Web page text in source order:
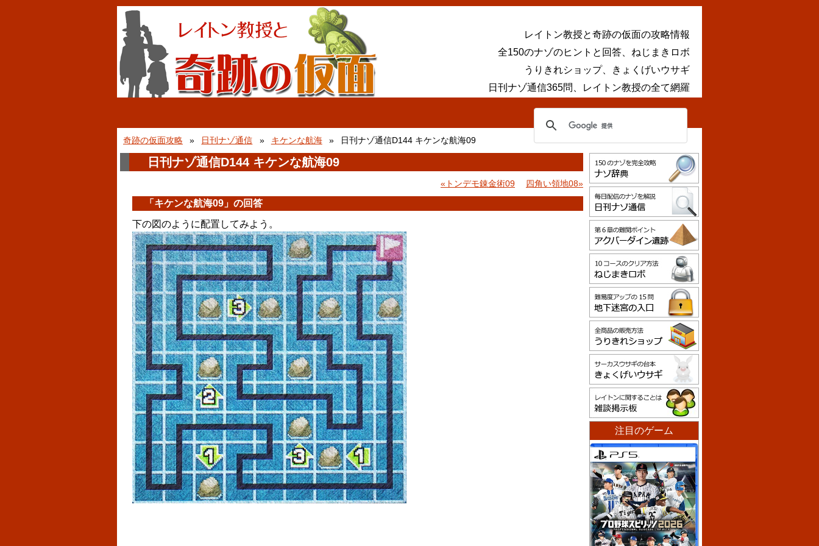
レイトン教授と奇跡の仮面の攻略情報
全150のナゾのヒントと回答、ねじまきロボ
うりきれショップ、きょくげいウサギ
日刊ナゾ通信365問、レイトン教授の全て網羅
奇跡の仮面攻略 日刊ナゾ通信 キケンな航海 日刊ナゾ通信D144 キケンな航海09
日刊ナゾ通信D144 キケンな航海09
トンデモ錬金術09 四角い領地08
「キケンな航海09」の回答
下の図のように配置してみよう。
注目のゲーム